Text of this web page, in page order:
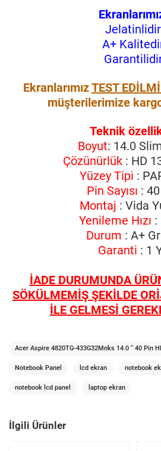
Jelatinlidir
A+
EkranlarımızTEST
müşterilerimize
Teknik
Boyut: 14.0
Çözünürlük: HD
Yüzey Tipi :
Pin Sayısı :
Montaj : Vida
Yenileme Hızı :
Durum : A+
Garanti : 1
İADE DURUMUNDA
SÖKÜLMEMİŞ ŞEKİLDE
İLE GELMESİ
Acer Aspire 4820TG-433G32Mnks 14.0 '' 40 Pin
Notebook Panel lcd ekran notebook
notebook lcd panel laptop ekran
İlgili Ürünler